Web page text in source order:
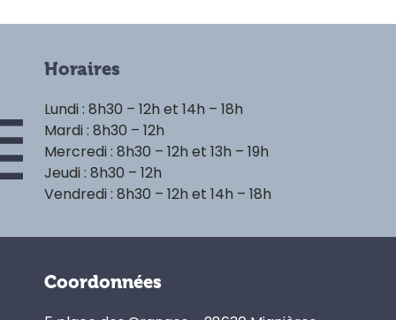
Horaires
Lundi : 8h30 – 12h et 14h – 18h
Mardi : 8h30 – 12h
Mercredi : 8h30 – 12h et 13h – 19h
Jeudi : 8h30 – 12h
Vendredi : 8h30 – 12h et 14h – 18h
Coordonnées